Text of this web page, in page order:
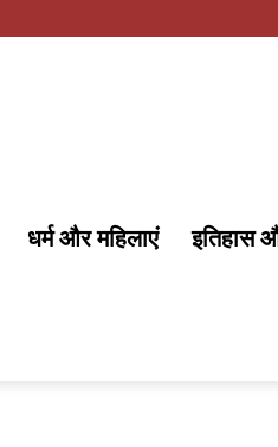
धर्म और महिलाएं इतिहास